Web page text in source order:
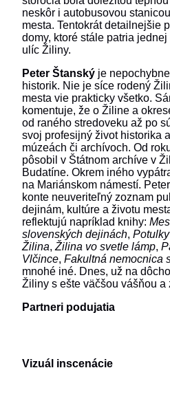
neskôr i autobusovou
mesta. Tentokrát detailnejšie
domy, ktoré stále patria
ulíc Žiliny.
Peter Štanský je
historik. Nie je síce rodený
mesta vie prakticky všetko.
komentuje, že o Žiline a
od raného stredoveku až po
svoj profesijný život historika
múzeách či archívoch. Od
pôsobil v Štátnom archíve v
Budatíne. Okrem iného
na Mariánskom námestí.
konte neuveriteľný zoznam
dejinám, kultúre a životu
reflektujú napríklad knihy:
slovenských dejinách,
Žilina, Žilina vo svetle lámp,
Vlčince, Fakultná nemocnica
mnohé iné. Dnes, už na
Žiliny s ešte väčšou vášňou a
Partneri podujatia
Vizuál inscenácie